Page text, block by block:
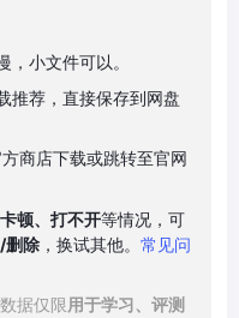
，小文件可以。
推荐，直接保存到网盘
商店下载或跳转至官网
顿、打不开等情况，可
删除 ，换试其他。 常见问
据仅限 用于学习、评测